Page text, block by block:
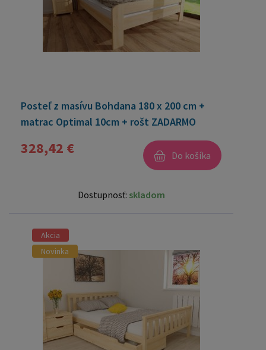
Posteľ z masívu Bohdana 180 x 200 cm +
matrac Optimal 10cm + rošt ZADARMO
328,42 € Do košíka
Dostupnosť: skladom
Akcia
Novinka